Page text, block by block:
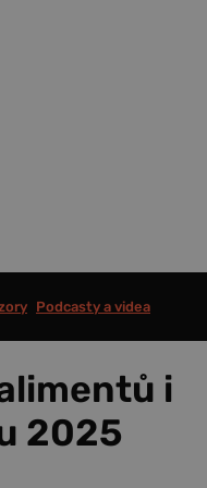
Podcasty a videa
i
2025